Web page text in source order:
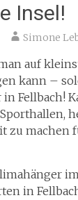
Insel!
Simone
auf
kann –
Fellbach!
zu machen
in